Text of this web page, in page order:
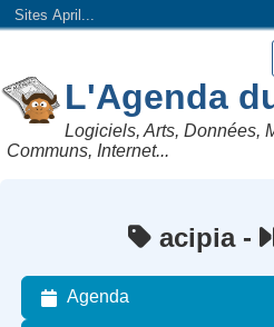
Sites April...
L'Agenda
Logiciels, Arts, Données,
Communs, Internet...
acipia -
Agenda